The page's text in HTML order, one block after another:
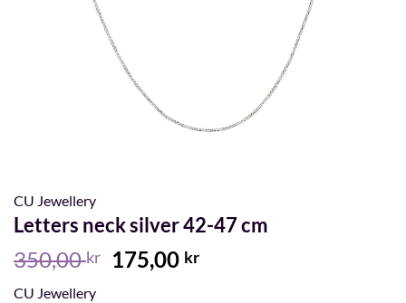
CU Jewellery
Letters neck silver 42-47 cm
350,00kr
Det
ursprungliga
175,00 krDet
CU Jewellery